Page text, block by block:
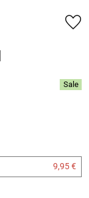
9,95 €